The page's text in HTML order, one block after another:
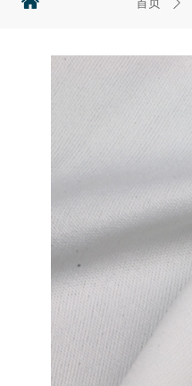
首页 ꄲ